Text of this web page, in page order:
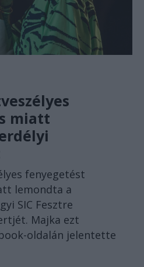
miatt
fenyegetést
lemondta a
SIC Fesztre
Majka ezt
oldalán jelentette